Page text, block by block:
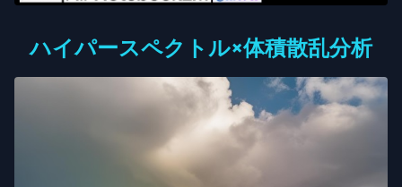
ハイパースペクトル×体積散乱分析